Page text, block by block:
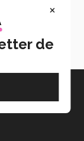
×
de